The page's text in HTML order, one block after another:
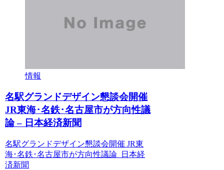
情報
名駅グランドデザイン懇談会開催
JR東海･名鉄･名古屋市が方向性議
論 – 日本経済新聞
名駅グランドデザイン懇談会開催 JR東
海･名鉄･名古屋市が方向性議論 日本経
済新聞